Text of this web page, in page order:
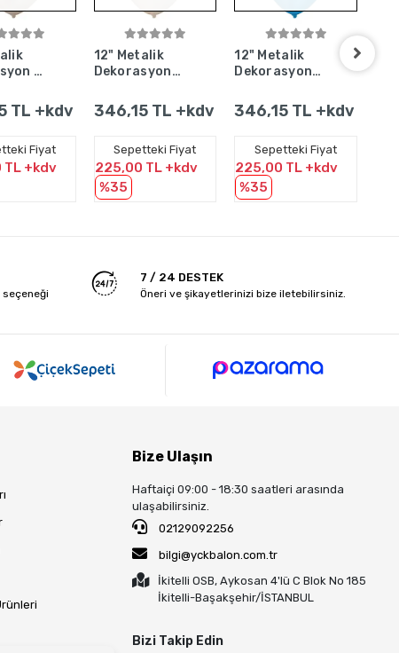
Balonu
TL +kdv
Fiyat
TL +kdv
12" Metalik
Dekorasyon
- 100 Adet
346,15 TL +kdv
Sepetteki Fiyat
225,00 TL +kdv
%35
12" Metalik
Dekorasyon
Turkuaz - 100
Adet
346,15 TL +kdv
Sepetteki Fiyat
225,00 TL +kdv
%35
7 / 24 DESTEK
Öneri ve şikayetlerinizi bize iletebilirsiniz.
Bize Ulaşın
Haftaiçi 09:00 - 18:30 saatleri arasında
ulaşabilirsiniz.
02129092256
bilgi@yckbalon.com.tr
İkitelli OSB, Aykosan 4'lü C Blok No 185
İkitelli-Başakşehir/İSTANBUL
Bizi Takip Edin